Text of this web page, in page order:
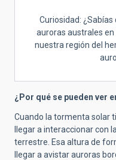
Curiosidad:
auroras australes
nuestra región del
¿Por qué se pueden ver
Cuando la tormenta solar
llegar a interaccionar con
terrestre. Esa altura de
llegar a avistar auroras